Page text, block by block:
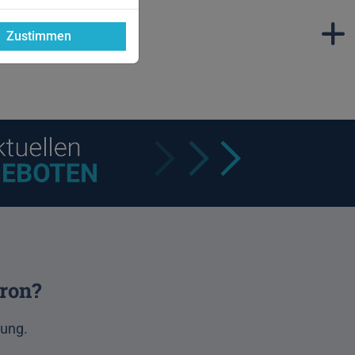
Zustimmen